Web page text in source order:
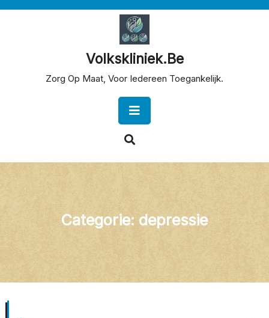
Volkskliniek.be
Zorg Op Maat, Voor Iedereen Toegankelijk.
Button
Categorie: depressie